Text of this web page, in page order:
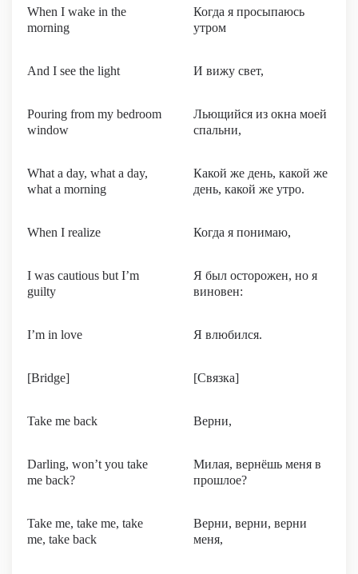
When I wake in the
morning
Когда я просыпаюсь
утром
And I see the light И вижу свет,
Pouring from my bedroom
window
Льющийся из окна моей
спальни,
What a day, what a day,
what a morning
Какой же день, какой же
день, какой же утро.
When I realize Когда я понимаю,
I was cautious but I’m
guilty
Я был осторожен, но я
виновен:
I’m in love Я влюбился.
[Bridge] [Связка]
Take me back Верни,
Darling, won’t you take
me back?
Милая, вернёшь меня в
прошлое?
Take me, take me, take
me, take back
Верни, верни, верни
меня,